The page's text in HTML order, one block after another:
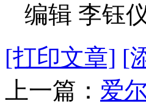
编辑 李钰
[打印文章] [
上一篇： 爱